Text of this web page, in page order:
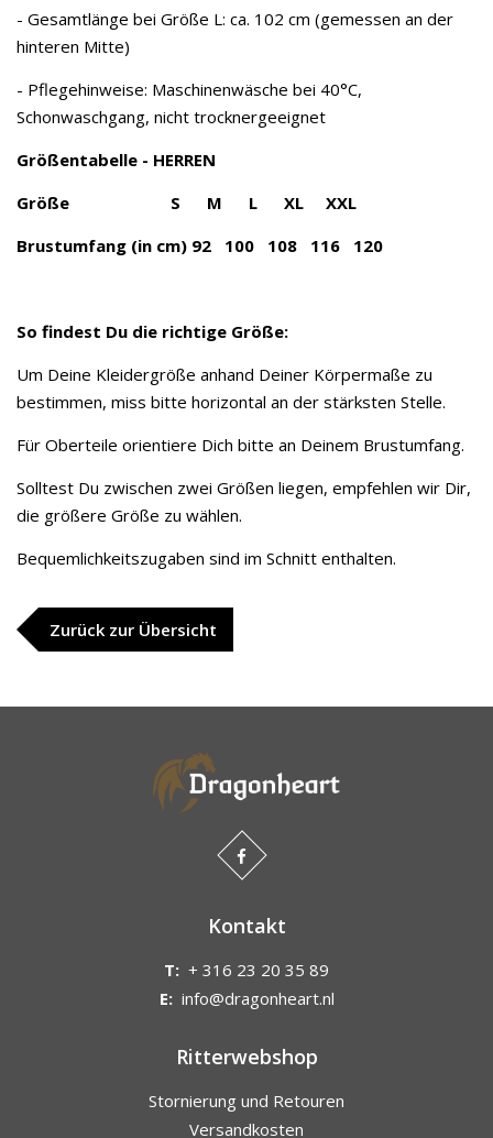
- Gesamtlänge bei Größe L: ca. 102 cm (gemessen an der
hinteren Mitte)
- Pflegehinweise: Maschinenwäsche bei 40°C,
Schonwaschgang, nicht trocknergeeignet
Größentabelle - HERREN
Größe S M L XL XXL
Brustumfang (in cm) 92 100 108 116 120
So findest Du die richtige Größe:
Um Deine Kleidergröße anhand Deiner Körpermaße zu
bestimmen, miss bitte horizontal an der stärksten Stelle.
Für Oberteile orientiere Dich bitte an Deinem Brustumfang.
Solltest Du zwischen zwei Größen liegen, empfehlen wir Dir,
die größere Größe zu wählen.
Bequemlichkeitszugaben sind im Schnitt enthalten.
Zurück zur Übersicht
Kontakt
T: + 316 23 20 35 89
E: info@dragonheart.nl
Ritterwebshop
Stornierung und Retouren
Versandkosten